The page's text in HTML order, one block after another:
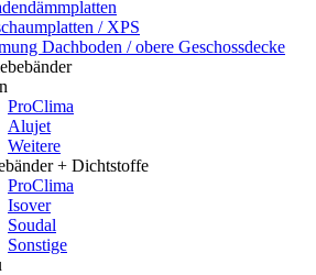
/ XPS
Dachboden / obere Geschossdecke
ProClima
Alujet
Weitere
+ Dichtstoffe
ProClima
Isover
Soudal
Sonstige